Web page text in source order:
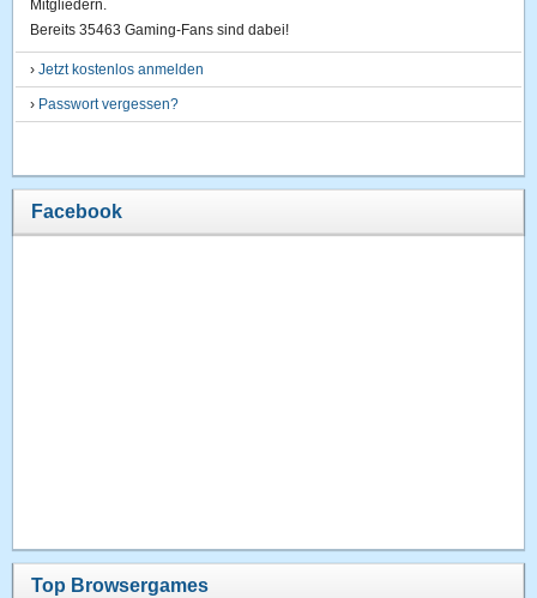
Mitgliedern.
Bereits 35463 Gaming-Fans sind dabei!
›Jetzt kostenlos anmelden
› Passwort vergessen?
Facebook
Top Browsergames